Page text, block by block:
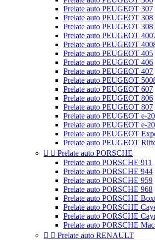
Prelate auto PEUGEOT 307
Prelate auto PEUGEOT 308
Prelate auto PEUGEOT 308
Prelate auto PEUGEOT
Prelate auto PEUGEOT
Prelate auto PEUGEOT 405
Prelate auto PEUGEOT 406
Prelate auto PEUGEOT 407
Prelate auto PEUGEOT
Prelate auto PEUGEOT 607
Prelate auto PEUGEOT 806
Prelate auto PEUGEOT 807
Prelate auto PEUGEOT e-
Prelate auto PEUGEOT e-
Prelate auto PEUGEOT
Prelate auto PEUGEOT
  Prelate auto PORSCHE
Prelate auto PORSCHE 911
Prelate auto PORSCHE 944
Prelate auto PORSCHE 959
Prelate auto PORSCHE 968
Prelate auto PORSCHE
Prelate auto PORSCHE
Prelate auto PORSCHE
Prelate auto PORSCHE
  Prelate auto RENAULT